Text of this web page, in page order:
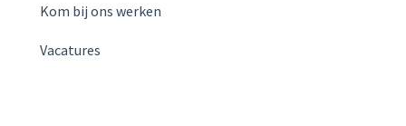
Kom bij ons werken
Vacatures